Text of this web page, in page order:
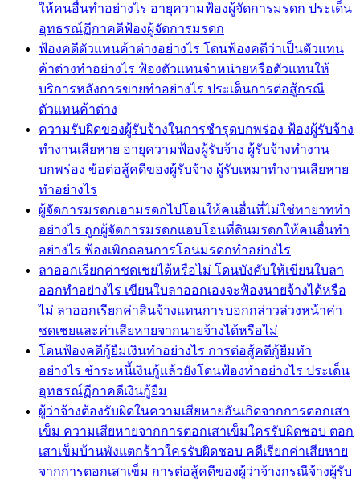
ให้คนอื่นทำอย่างไร อายุความฟ้องผู้จัดการมรดก ประเด็น
อุทธรณ์ฏีกาคดีฟ้องผู้จัดการมรดก
ฟ้องคดีตัวแทนค้าต่างอย่างไร โดนฟ้องคดีว่าเป็นตัวแทน
ค้าต่างทำอย่างไร ฟ้องตัวแทนจำหน่ายหรือตัวแทนให้
บริการหลังการขายทำอย่างไร ประเด็นการต่อสู้กรณี
ตัวแทนค้าต่าง
ความรับผิดของผู้รับจ้างในการชำรุดบกพร่อง ฟ้องผู้รับจ้าง
ทำงานเสียหาย อายุความฟ้องผู้รับจ้าง ผู้รับจ้างทำงาน
บกพร่อง ข้อต่อสู้คดีของผู้รับจ้าง ผู้รับเหมาทำงานเสียหาย
ทำอย่างไร
ผู้จัดการมรดกเอามรดกไปโอนให้คนอื่นที่ไม่ใช่ทายาททำ
อย่างไร ถูกผู้จัดการมรดกแอบโอนที่ดินมรดกให้คนอื่นทำ
อย่างไร ฟ้องเพิกถอนการโอนมรดกทำอย่างไร
ลาออกเรียกค่าชดเชยได้หรือไม่ โดนบังคับให้เขียนใบลา
ออกทำอย่างไร เขียนใบลาออกเองจะฟ้องนายจ้างได้หรือ
ไม่ ลาออกเรียกค่าสินจ้างแทนการบอกกล่าวล่วงหน้าค่า
ชดเชยและค่าเสียหายจากนายจ้างได้หรือไม่
โดนฟ้องคดีกู้ยืมเงินทำอย่างไร การต่อสู้คดีกู้ยืมทำ
อย่างไร ชำระหนี้เงินกู้แล้วยังโดนฟ้องทำอย่างไร ประเด็น
อุทธรณ์ฏีกาคดีเงินกู้ยืม
ผู้ว่าจ้างต้องรับผิดในความเสียหายอันเกิดจากการตอกเสา
เข็ม ความเสียหายจากการตอกเสาเข็มใครรับผิดชอบ ตอก
เสาเข็มบ้านพังแตกร้าวใครรับผิดชอบ คดีเรียกค่าเสียหาย
จากการตอกเสาเข็ม การต่อสู้คดีของผู้ว่าจ้างกรณีจ้างผู้รับ